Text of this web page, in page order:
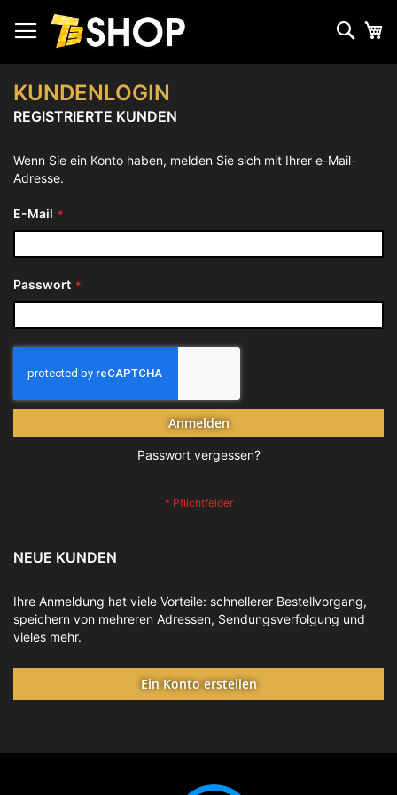
Inhalt
springen
KUNDENLOGIN
REGISTRIERTE KUNDEN
Wenn Sie ein Konto haben, melden Sie sich mit Ihrer e-Mail-
Adresse.
E-Mail
Passwort
Anmelden
Passwort vergessen?
NEUE KUNDEN
Ihre Anmeldung hat viele Vorteile: schnellerer Bestellvorgang,
speichern von mehreren Adressen, Sendungsverfolgung und
vieles mehr.
Ein Konto erstellen